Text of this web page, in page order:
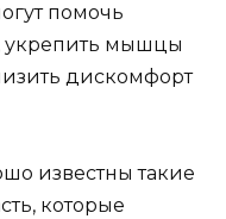
помочь
укрепить мышцы
дискомфорт
известны такие
которые